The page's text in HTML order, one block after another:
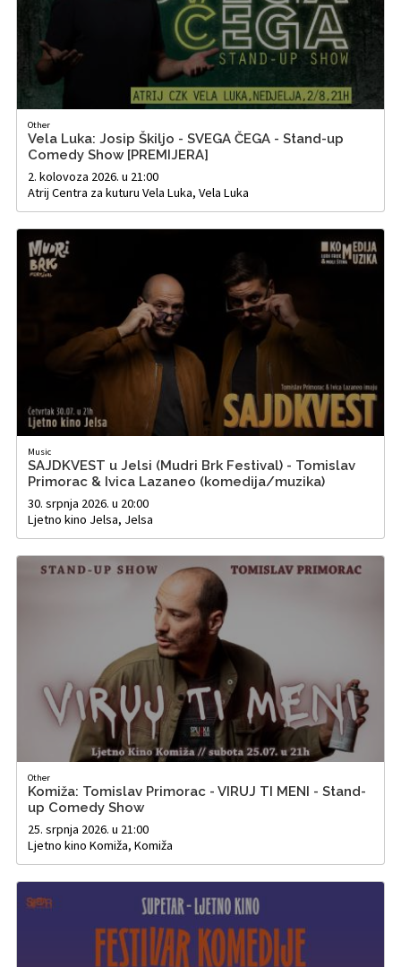
Other
Vela Luka: Josip Škiljo - SVEGA ČEGA - Stand-up
Comedy Show [PREMIJERA]
2. kolovoza 2026. u 21:00
Atrij Centra za kuturu Vela Luka, Vela Luka
Music
SAJDKVEST u Jelsi (Mudri Brk Festival) - Tomislav
Primorac & Ivica Lazaneo (komedija/muzika)
30. srpnja 2026. u 20:00
Ljetno kino Jelsa, Jelsa
Other
Komiža: Tomislav Primorac - VIRUJ TI MENI - Stand-
up Comedy Show
25. srpnja 2026. u 21:00
Ljetno kino Komiža, Komiža